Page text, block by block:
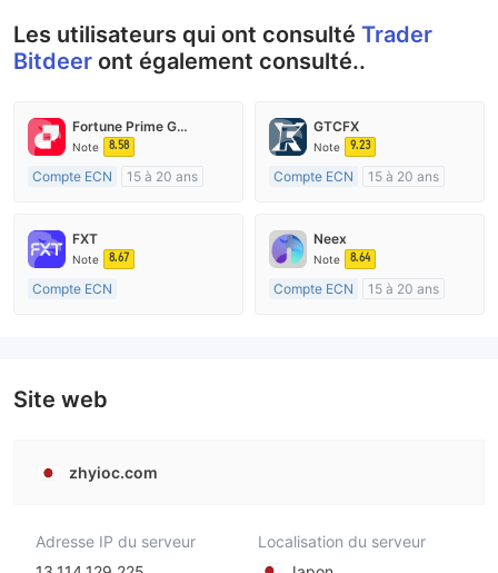
Les utilisateurs qui ont consulté Trader
Bitdeer ont également consulté..
Fortune Prime Global
Note 8.58
Compte ECN
15 à 20 ans
Market Making (MM)
Etiquette principale MT4
GTCFX
Note 9.23
Compte ECN
15 à 20 ans
Market Making (MM)
Etiquette principale MT4
FXT
Note 8.67
Compte ECN
Etiquette principale MT4
Neex
Note 8.64
Compte ECN
15 à 20 ans
Site web
zhyioc.com
Adresse IP du serveur
Localisation du serveur